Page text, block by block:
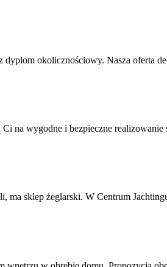
okolicznościowy. Nasza oferta
na wygodne i bezpieczne
ma sklep żeglarski. W Centrum